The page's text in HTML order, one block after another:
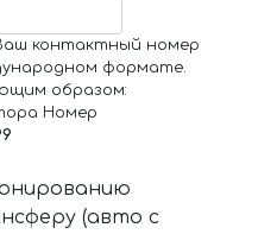
контактный номер
формате.
образом:
Номер
(авто с